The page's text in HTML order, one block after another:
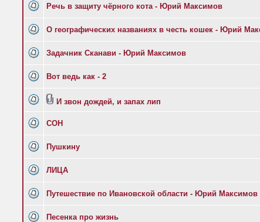
Речь в защиту чёрного кота - Юрий Максимов
О географических названиях в честь кошек - Юрий
Задачник Сканави - Юрий Максимов
Вот ведь как - 2
И звон дождей, и запах лип
СОН
Пушкину
ЛИЦА
Путешествие по Ивановской области - Юрий Максимов
Песенка про жизнь